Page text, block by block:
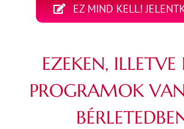
EZ MIND KELL!
EZEKEN, ILLETVE
PROGRAMOK